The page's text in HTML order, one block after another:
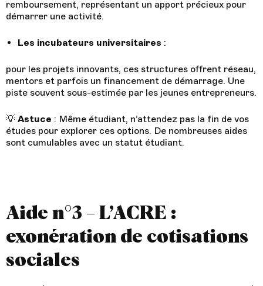
remboursement, représentant un apport précieux pour
démarrer une activité.
Les incubateurs universitaires :
pour les projets innovants, ces structures offrent réseau,
mentors et parfois un financement de démarrage. Une
piste souvent sous-estimée par les jeunes entrepreneurs.
💡 Astuce : Même étudiant, n’attendez pas la fin de vos
études pour explorer ces options. De nombreuses aides
sont cumulables avec un statut étudiant.
Aide n°3 – L’ACRE :
exonération de cotisations
sociales